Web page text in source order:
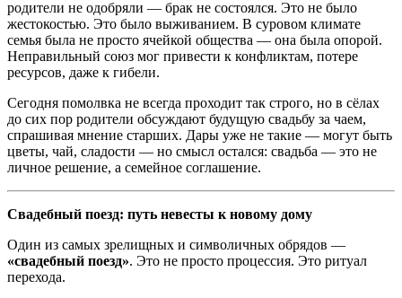
родители не одобряли — брак не состоялся. Это не было
жестокостью. Это было выживанием. В суровом климате
семья была не просто ячейкой общества — она была опорой.
Неправильный союз мог привести к конфликтам, потере
ресурсов, даже к гибели.
Сегодня помолвка не всегда проходит так строго, но в сёлах
до сих пор родители обсуждают будущую свадьбу за чаем,
спрашивая мнение старших. Дары уже не такие — могут быть
цветы, чай, сладости — но смысл остался: свадьба — это не
личное решение, а семейное соглашение.
Свадебный поезд: путь невесты к новому дому
Один из самых зрелищных и символичных обрядов —
«свадебный поезд». Это не просто процессия. Это ритуал
перехода.